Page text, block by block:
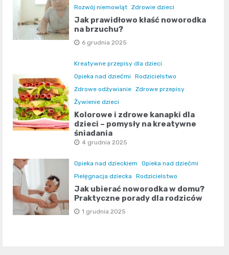
Rozwój niemowląt Zdrowie dzieci
Jak prawidłowo kłaść noworodka
na brzuchu?
6 grudnia 2025
Kreatywne przepisy dla dzieci
Opieka nad dziećmi
Rodzicielstwo
Zdrowe odżywianie Zdrowe przepisy
Żywienie dzieci
Kolorowe i zdrowe kanapki dla
dzieci – pomysły na kreatywne
śniadania
4 grudnia 2025
Opieka nad dzieckiem
Opieka nad dziećmi
Pielęgnacja dziecka
Rodzicielstwo
Jak ubierać noworodka w domu?
Praktyczne porady dla rodziców
1 grudnia 2025